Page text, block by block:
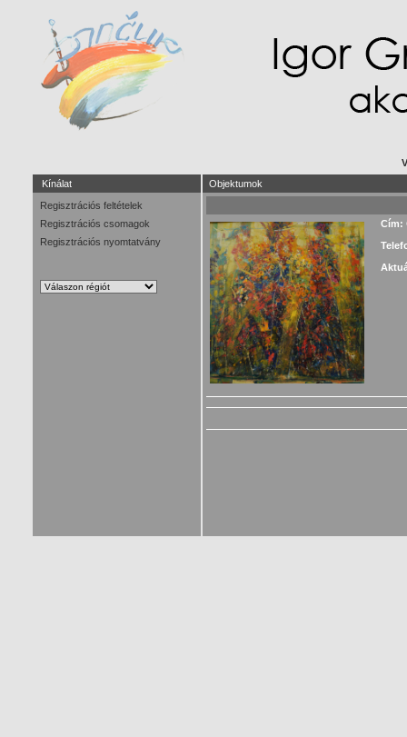
Kínálat
Regisztrációs feltételek
Regisztrációs csomagok
Regisztrációs nyomtatvány
Objektumok
Cím: